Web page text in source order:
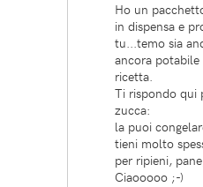
Ho un
in dispensa e
tu...temo sia
ancora
ricetta.
Ti rispondo qui
zucca:
la puoi
tieni molto
per ripieni,
Ciaooooo ;-)